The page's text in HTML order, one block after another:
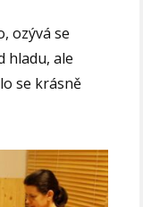
ozývá se
hladu, ale
se krásně